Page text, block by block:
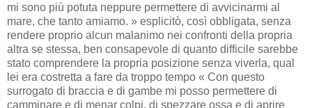
mi sono più potuta neppure permettere di avvicinarmi al
mare, che tanto amiamo. » esplicitò, così obbligata, senza
rendere proprio alcun malanimo nei confronti della propria
altra se stessa, ben consapevole di quanto difficile sarebbe
stato comprendere la propria posizione senza viverla, qual
lei era costretta a fare da troppo tempo « Con questo
surrogato di braccia e di gambe mi posso permettere di
camminare e di menar colpi, di spezzare ossa e di aprire